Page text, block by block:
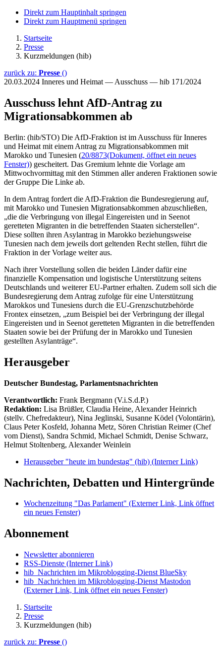
Direkt zum Hauptinhalt springen
Direkt zum Hauptmenü springen
Startseite
Presse
Kurzmeldungen (hib)
zurück zu: Presse ()
20.03.2024 Inneres und Heimat — Ausschuss — hib 171/2024
Ausschuss lehnt AfD-Antrag zu
Migrationsabkommen ab
Berlin: (hib/STO) Die AfD-Fraktion ist im Ausschuss für Inneres
und Heimat mit einem Antrag zu Migrationsabkommen mit
Marokko und Tunesien (20/8873(Dokument, öffnet ein neues
Fenster)) gescheitert. Das Gremium lehnte die Vorlage am
Mittwochvormittag mit den Stimmen aller anderen Fraktionen sowie
der Gruppe Die Linke ab.
In dem Antrag fordert die AfD-Fraktion die Bundesregierung auf,
mit Marokko und Tunesien Migrationsabkommen abzuschließen,
„die die Verbringung von illegal Eingereisten und in Seenot
geretteten Migranten in die betreffenden Staaten sicherstellen“.
Diese sollten ihren Asylantrag in Marokko beziehungsweise
Tunesien nach dem jeweils dort geltenden Recht stellen, führt die
Fraktion in der Vorlage weiter aus.
Nach ihrer Vorstellung sollen die beiden Länder dafür eine
finanzielle Kompensation und logistische Unterstützung seitens
Deutschlands und weiterer EU-Partner erhalten. Zudem soll sich die
Bundesregierung dem Antrag zufolge für eine Unterstützung
Marokkos und Tunesiens durch die EU-Grenzschutzbehörde
Frontex einsetzen, „zum Beispiel bei der Verbringung der illegal
Eingereisten und in Seenot geretteten Migranten in die betreffenden
Staaten sowie bei der Prüfung der in Marokko und Tunesien
gestellten Asylanträge“.
Herausgeber
Deutscher Bundestag, Parlamentsnachrichten
Verantwortlich: Frank Bergmann (V.i.S.d.P.)
Redaktion: Lisa Brüßler, Claudia Heine, Alexander Heinrich
(stellv. Chefredakteur), Nina Jeglinski, Susanne Ködel (Volontärin),
Claus Peter Kosfeld, Johanna Metz, Sören Christian Reimer (Chef
vom Dienst), Sandra Schmid, Michael Schmidt, Denise Schwarz,
Helmut Stoltenberg, Alexander Weinlein
Herausgeber "heute im bundestag" (hib) (Interner Link)
Nachrichten, Debatten und Hintergründe
Wochenzeitung "Das Parlament" (Externer Link, Link öffnet
ein neues Fenster)
Abonnement
Newsletter abonnieren
RSS-Dienste (Interner Link)
hib_Nachrichten im Mikroblogging-Dienst BlueSky
hib_Nachrichten im Mikroblogging-Dienst Mastodon
(Externer Link, Link öffnet ein neues Fenster)
Startseite
Presse
Kurzmeldungen (hib)
zurück zu: Presse ()